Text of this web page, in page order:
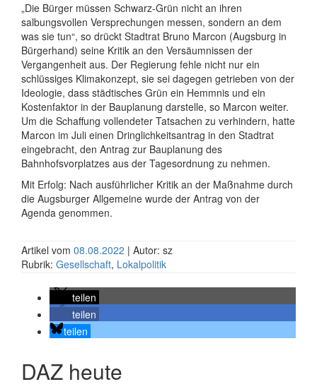
„Die Bürger müssen Schwarz-Grün nicht an ihren
salbungsvollen Versprechungen messen, sondern an dem
was sie tun“, so drückt Stadtrat Bruno Marcon (Augsburg in
Bürgerhand) seine Kritik an den Versäumnissen der
Vergangenheit aus. Der Regierung fehle nicht nur ein
schlüssiges Klimakonzept, sie sei dagegen getrieben von der
Ideologie, dass städtisches Grün ein Hemmnis und ein
Kostenfaktor in der Bauplanung darstelle, so Marcon weiter.
Um die Schaffung vollendeter Tatsachen zu verhindern, hatte
Marcon im Juli einen Dringlichkeitsantrag in den Stadtrat
eingebracht, den Antrag zur Bauplanung des
Bahnhofsvorplatzes aus der Tagesordnung zu nehmen.
Mit Erfolg: Nach ausführlicher Kritik an der Maßnahme durch
die Augsburger Allgemeine wurde der Antrag von der
Agenda genommen.
Artikel vom 08.08.2022 | Autor: sz
Rubrik: Gesellschaft, Lokalpolitik
teilen
teilen
teilen
DAZ heute